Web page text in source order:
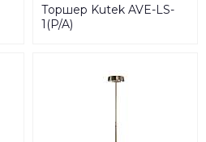
Торшер Kutek AVE-LS-
1(P/A)